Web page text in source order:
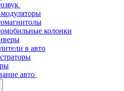
колонки
в авто
авто